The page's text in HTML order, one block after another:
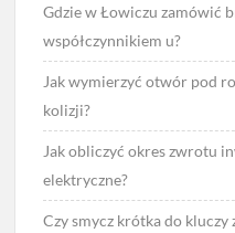
Gdzie w Łowiczu zamówić
współczynnikiem u?
Jak wymierzyć otwór pod
kolizji?
Jak obliczyć okres zwrotu
elektryczne?
Czy smycz krótka do